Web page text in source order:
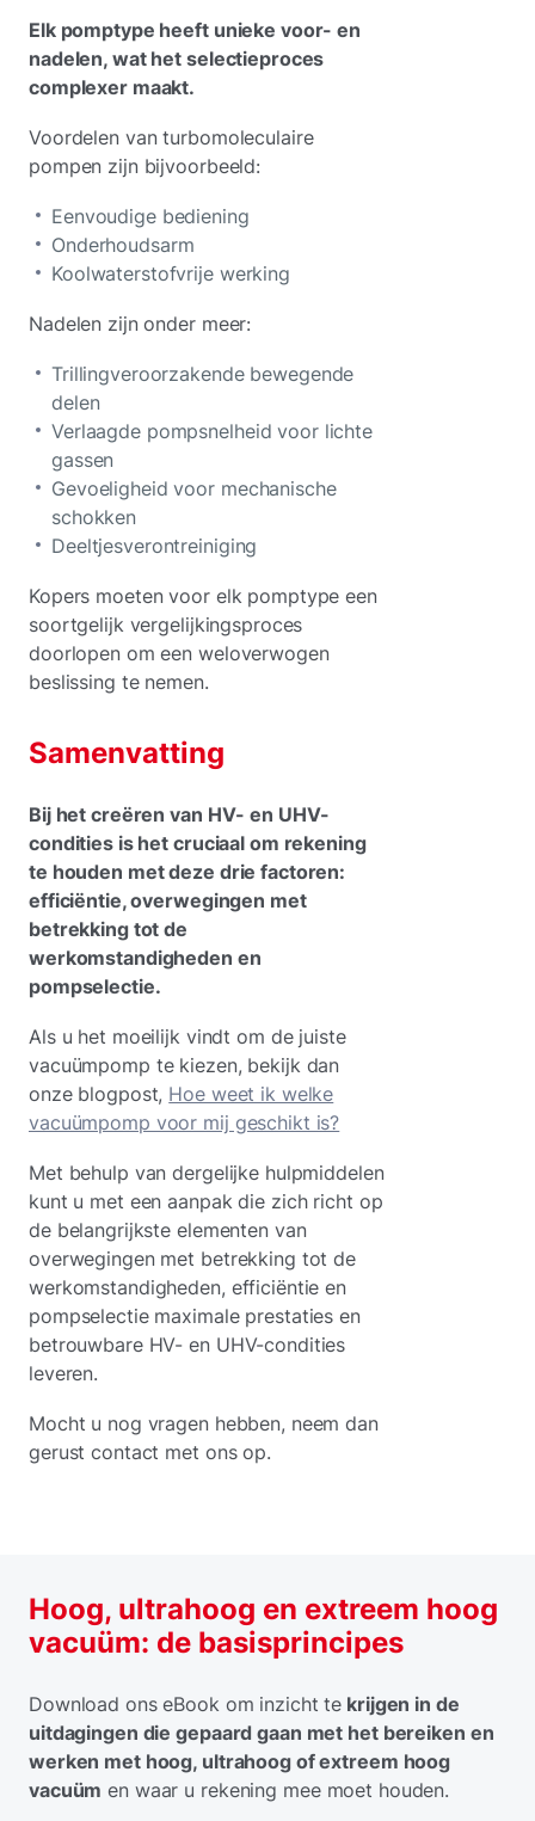
Elk pomptype heeft unieke voor- en
nadelen, wat het selectieproces
complexer maakt.
Voordelen van turbomoleculaire
pompen zijn bijvoorbeeld:
Eenvoudige bediening
Onderhoudsarm
Koolwaterstofvrije werking
Nadelen zijn onder meer:
Trillingveroorzakende bewegende
delen
Verlaagde pompsnelheid voor lichte
gassen
Gevoeligheid voor mechanische
schokken
Deeltjesverontreiniging
Kopers moeten voor elk pomptype een
soortgelijk vergelijkingsproces
doorlopen om een weloverwogen
beslissing te nemen.
Samenvatting
Bij het creëren van HV- en UHV-
condities is het cruciaal om rekening
te houden met deze drie factoren:
efficiëntie, overwegingen met
betrekking tot de
werkomstandigheden en
pompselectie.
Als u het moeilijk vindt om de juiste
vacuümpomp te kiezen, bekijk dan
onze blogpost, Hoe weet ik welke
vacuümpomp voor mij geschikt is?
Met behulp van dergelijke hulpmiddelen
kunt u met een aanpak die zich richt op
de belangrijkste elementen van
overwegingen met betrekking tot de
werkomstandigheden, efficiëntie en
pompselectie maximale prestaties en
betrouwbare HV- en UHV-condities
leveren.
Mocht u nog vragen hebben, neem dan
gerust contact met ons op.
Hoog, ultrahoog en extreem hoog
vacuüm: de basisprincipes
Download ons eBook om inzicht te krijgen in de
uitdagingen die gepaard gaan met het bereiken en
werken met hoog, ultrahoog of extreem hoog
vacuüm en waar u rekening mee moet houden.